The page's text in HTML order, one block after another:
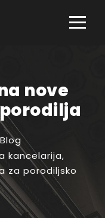
nove
Blog
kancelarija,
za porodiljsko